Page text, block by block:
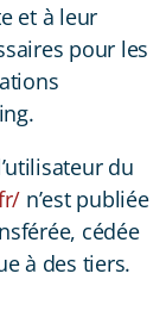
et à leur
pour les
du
n’est publiée
cédée
à des tiers.